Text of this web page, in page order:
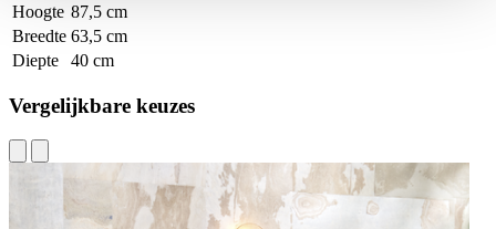
Hoogte 87,5 cm
Breedte 63,5 cm
Diepte
40 cm
Vergelijkbare keuzes